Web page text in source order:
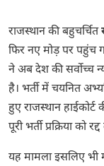
राजस्थान की बहुचर्चित
फिर नए मोड़ पर पहुंच
ने अब देश की सर्वोच्च
है। भर्ती में चयनित
हुएराजस्थान हाईकोर्ट
पूरी भर्ती प्रक्रिया को
यह मामला इसलिए भी